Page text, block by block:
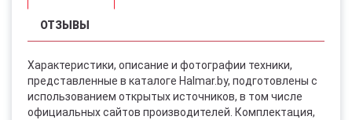
ОТЗЫВЫ
Характеристики, описание и фотографии техники,
представленные в каталоге Halmar.by, подготовлены с
использованием открытых источников, в том числе
официальных сайтов производителей. Комплектация,